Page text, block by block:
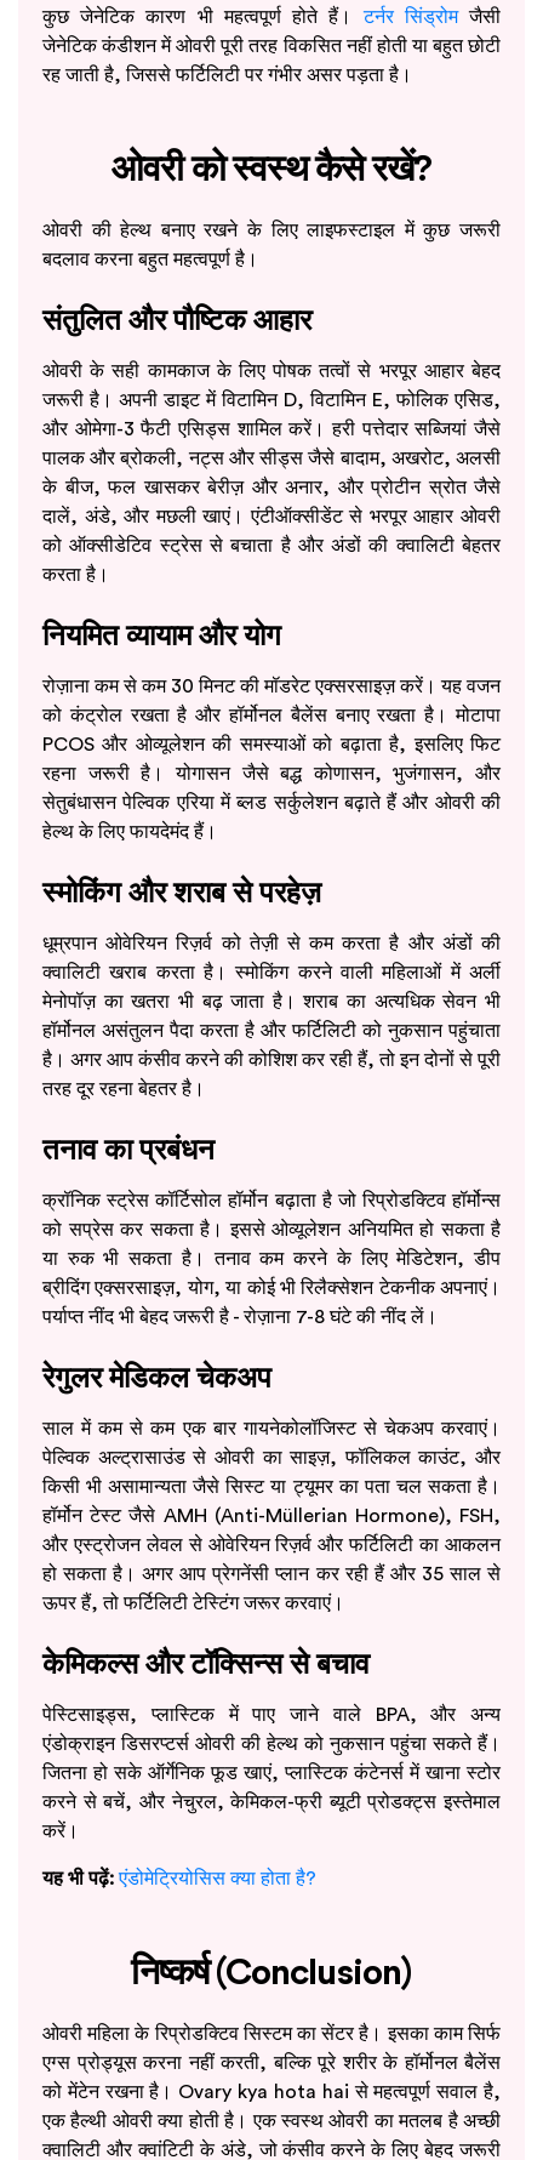
कुछ जेनेटिक कारण भी महत्वपूर्ण होते हैं।टर्नर सिंड्रोमजैसी
जेनेटिक कंडीशन में ओवरी पूरी तरह विकसित नहीं होती या बहुत छोटी
रह जाती है, जिससे फर्टिलिटी पर गंभीर असर पड़ता है।
ओवरी को स्वस्थ कैसे रखें?
ओवरी की हेल्थ बनाए रखने के लिए लाइफस्टाइल में कुछ जरूरी
बदलाव करना बहुत महत्वपूर्ण है।
संतुलित और पौष्टिक आहार
ओवरी के सही कामकाज के लिए पोषक तत्वों से भरपूर आहार बेहद
जरूरी है। अपनी डाइट में विटामिन D, विटामिन E, फोलिक एसिड,
और ओमेगा-3 फैटी एसिड्स शामिल करें। हरी पत्तेदार सब्जियां जैसे
पालक और ब्रोकली, नट्स और सीड्स जैसे बादाम, अखरोट, अलसी
के बीज, फल खासकर बेरीज़ और अनार, और प्रोटीन स्रोत जैसे
दालें, अंडे, और मछली खाएं। एंटीऑक्सीडेंट से भरपूर आहार ओवरी
को ऑक्सीडेटिव स्ट्रेस से बचाता है और अंडों की क्वालिटी बेहतर
करता है।
नियमित व्यायाम और योग
रोज़ाना कम से कम 30 मिनट की मॉडरेट एक्सरसाइज़ करें। यह वजन
को कंट्रोल रखता है और हॉर्मोनल बैलेंस बनाए रखता है। मोटापा
PCOS और ओव्यूलेशन की समस्याओं को बढ़ाता है, इसलिए फिट
रहना जरूरी है। योगासन जैसे बद्ध कोणासन, भुजंगासन, और
सेतुबंधासन पेल्विक एरिया में ब्लड सर्कुलेशन बढ़ाते हैं और ओवरी की
हेल्थ के लिए फायदेमंद हैं।
स्मोकिंग और शराब से परहेज़
धूम्रपान ओवेरियन रिज़र्व को तेज़ी से कम करता है और अंडों की
क्वालिटी खराब करता है। स्मोकिंग करने वाली महिलाओं में अर्ली
मेनोपॉज़ का खतरा भी बढ़ जाता है। शराब का अत्यधिक सेवन भी
हॉर्मोनल असंतुलन पैदा करता है और फर्टिलिटी को नुकसान पहुंचाता
है। अगर आप कंसीव करने की कोशिश कर रही हैं, तो इन दोनों से पूरी
तरह दूर रहना बेहतर है।
तनाव का प्रबंधन
क्रॉनिक स्ट्रेस कॉर्टिसोल हॉर्मोन बढ़ाता है जो रिप्रोडक्टिव हॉर्मोन्स
को सप्रेस कर सकता है। इससे ओव्यूलेशन अनियमित हो सकता है
या रुक भी सकता है। तनाव कम करने के लिए मेडिटेशन, डीप
ब्रीदिंग एक्सरसाइज़, योग, या कोई भी रिलैक्सेशन टेकनीक अपनाएं।
पर्याप्त नींद भी बेहद जरूरी है - रोज़ाना 7-8 घंटे की नींद लें।
रेगुलर मेडिकल चेकअप
साल में कम से कम एक बार गायनेकोलॉजिस्ट से चेकअप करवाएं।
पेल्विक अल्ट्रासाउंड से ओवरी का साइज़, फॉलिकल काउंट, और
किसी भी असामान्यता जैसे सिस्ट या ट्यूमर का पता चल सकता है।
हॉर्मोन टेस्ट जैसे AMH (Anti-Müllerian Hormone), FSH,
और एस्ट्रोजन लेवल से ओवेरियन रिज़र्व और फर्टिलिटी का आकलन
हो सकता है। अगर आप प्रेगनेंसी प्लान कर रही हैं और 35 साल से
ऊपर हैं, तो फर्टिलिटी टेस्टिंग जरूर करवाएं।
केमिकल्स और टॉक्सिन्स से बचाव
पेस्टिसाइड्स, प्लास्टिक में पाए जाने वाले BPA, और अन्य
एंडोक्राइन डिसरप्टर्स ओवरी की हेल्थ को नुकसान पहुंचा सकते हैं।
जितना हो सके ऑर्गेनिक फूड खाएं, प्लास्टिक कंटेनर्स में खाना स्टोर
करने से बचें, और नेचुरल, केमिकल-फ्री ब्यूटी प्रोडक्ट्स इस्तेमाल
करें।
यह भी पढ़ें:एंडोमेट्रियोसिस क्या होता है?
निष्कर्ष (Conclusion)
ओवरी महिला के रिप्रोडक्टिव सिस्टम का सेंटर है। इसका काम सिर्फ
एग्स प्रोड्यूस करना नहीं करती, बल्कि पूरे शरीर के हॉर्मोनल बैलेंस
को मेंटेन रखना है। Ovary kya hota hai से महत्वपूर्ण सवाल है,
एक हैल्थी ओवरी क्या होती है। एक स्वस्थ ओवरी का मतलब है अच्छी
क्वालिटी और क्वांटिटी के अंडे, जो कंसीव करने के लिए बेहद जरूरी